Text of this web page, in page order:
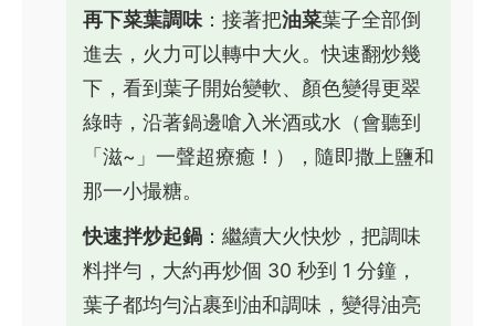
再下菜葉調味 ：接著把油菜葉子全部倒
進去，火力可以轉中大火。快速翻炒幾
下，看到葉子開始變軟、顏色變得更翠
綠時，沿著鍋邊嗆入米酒或水（會聽到
「滋~」一聲超療癒！），隨即撒上鹽和
那一小撮糖。
快速拌炒起鍋 ：繼續大火快炒，把調味
料拌勻，大約再炒個 30 秒到 1 分鐘，
葉子都均勻沾裹到油和調味，變得油亮